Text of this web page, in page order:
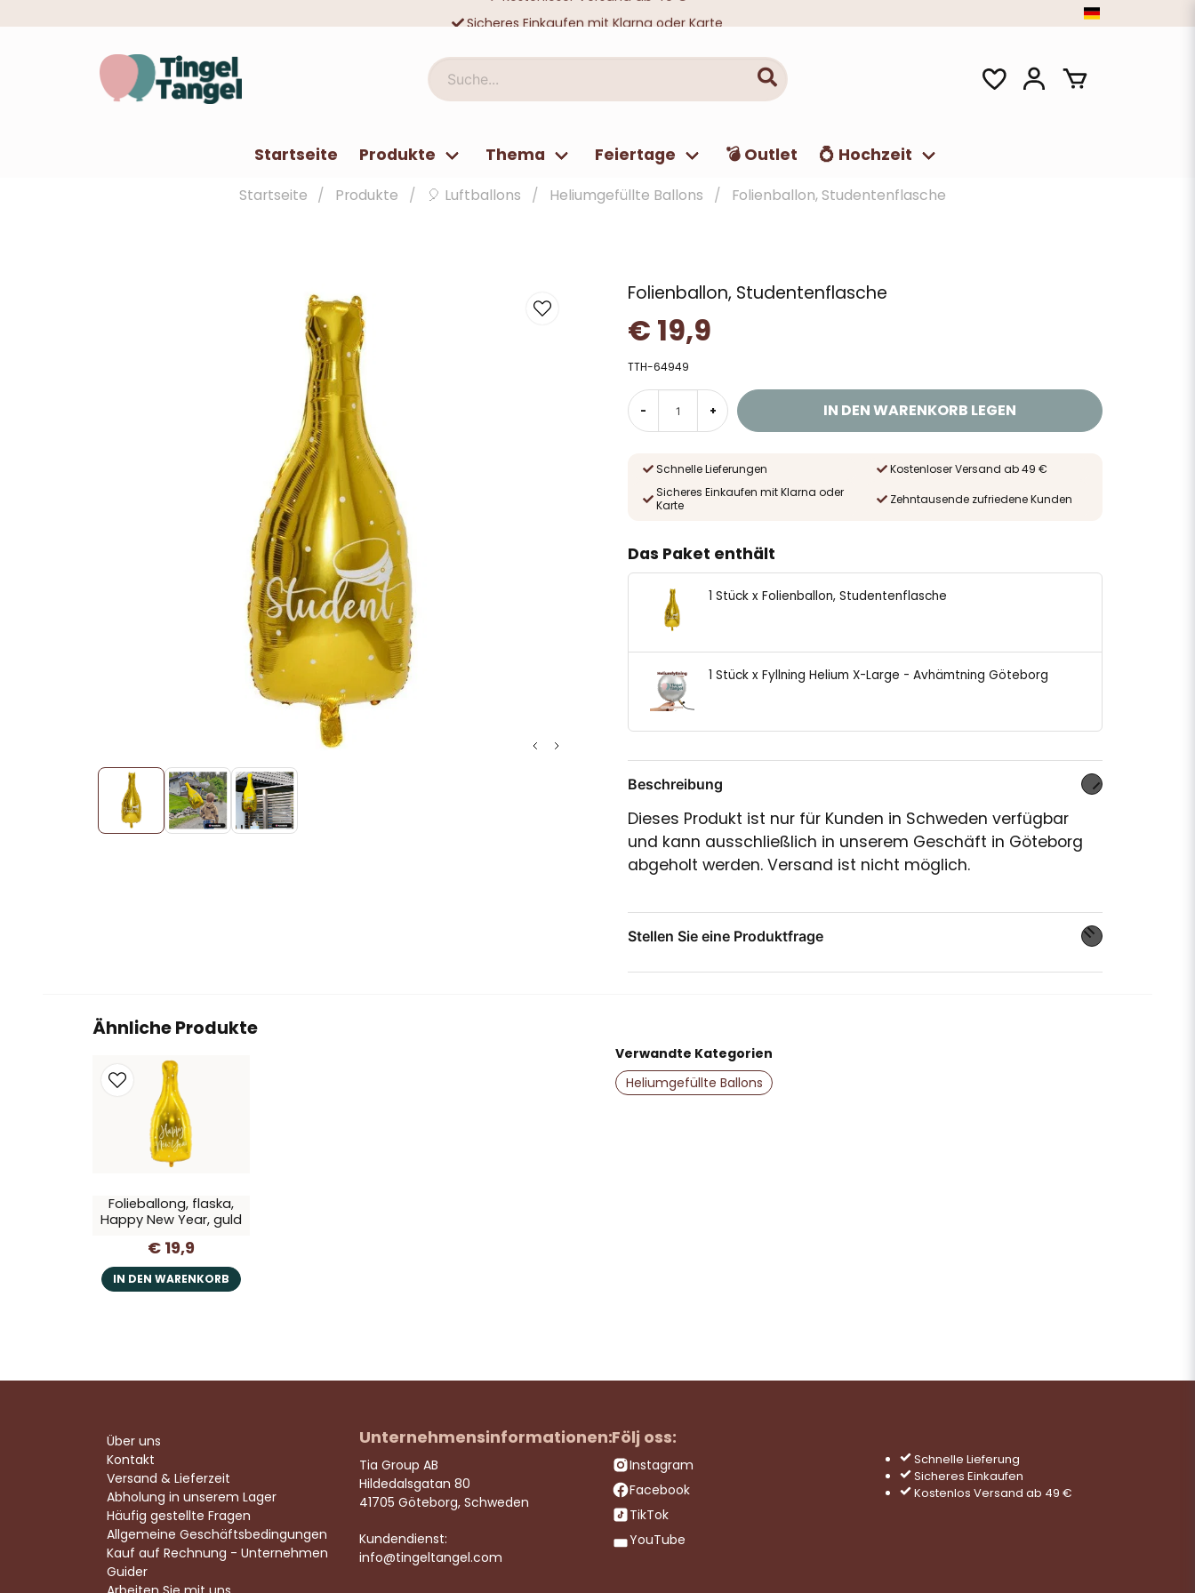
Sicheres Einkaufen mit Klarna oder Karte
Suche...
Startseite Produkte Thema Feiertage 💣 Outlet 💍 Hochzeit
Startseite Produkte 🎈 Luftballons Heliumgefüllte Ballons Folienballon, Studentenflasche
Folienballon, Studentenflasche
€ 19,9
TTH-64949
- + IN DEN WARENKORB LEGEN
Schnelle Lieferungen
Kostenloser Versand ab 49 €
Sicheres Einkaufen mit Klarna oder
Karte
Zehntausende zufriedene Kunden
Das Paket enthält
1 Stück x Folienballon, Studentenflasche
1 Stück x Fyllning Helium X-Large - Avhämtning Göteborg
Beschreibung
Dieses Produkt ist nur für Kunden in Schweden verfügbar
und kann ausschließlich in unserem Geschäft in Göteborg
abgeholt werden. Versand ist nicht möglich.
Stellen Sie eine Produktfrage
name
Name
Ähnliche Produkte
Folieballong, flaska,
Happy New Year, guld
€ 19,9
IN DEN WARENKORB
Verwandte Kategorien
Heliumgefüllte Ballons
Über uns
Kontakt
Versand & Lieferzeit
Abholung in unserem Lager
Häufig gestellte Fragen
Allgemeine Geschäftsbedingungen
Kauf auf Rechnung - Unternehmen
Guider
Unternehmensinformationen:
Tia Group AB
Hildedalsgatan 80
41705 Göteborg, Schweden
Kundendienst:
info@tingeltangel.com
Följ oss:
Instagram
Facebook
TikTok
YouTube
Schnelle Lieferung
Sicheres Einkaufen
Kostenlos Versand ab 49 €